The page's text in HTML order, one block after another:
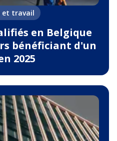
et travail
en Belgique
bénéficiant d'un
2025